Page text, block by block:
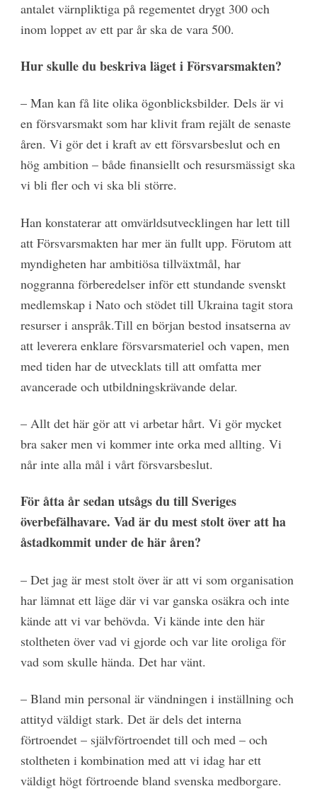
antalet värnpliktiga på regementet drygt 300 och
inom loppet av ett par år ska de vara 500.
Hur skulle du beskriva läget i Försvarsmakten?
– Man kan få lite olika ögonblicksbilder. Dels är vi
en försvarsmakt som har klivit fram rejält de senaste
åren. Vi gör det i kraft av ett försvarsbeslut och en
hög ambition – både finansiellt och resursmässigt ska
vi bli fler och vi ska bli större.
Han konstaterar att omvärldsutvecklingen har lett till
att Försvarsmakten har mer än fullt upp. Förutom att
myndigheten har ambitiösa tillväxtmål, har
noggranna förberedelser inför ett stundande svenskt
medlemskap i Nato och stödet till Ukraina tagit stora
resurser i anspråk.Till en början bestod insatserna av
att leverera enklare försvarsmateriel och vapen, men
med tiden har de utvecklats till att omfatta mer
avancerade och utbildningskrävande delar.
– Allt det här gör att vi arbetar hårt. Vi gör mycket
bra saker men vi kommer inte orka med allting. Vi
når inte alla mål i vårt försvarsbeslut.
För åtta år sedan utsågs du till Sveriges
överbefälhavare. Vad är du mest stolt över att ha
åstadkommit under de här åren?
– Det jag är mest stolt över är att vi som organisation
har lämnat ett läge där vi var ganska osäkra och inte
kände att vi var behövda. Vi kände inte den här
stoltheten över vad vi gjorde och var lite oroliga för
vad som skulle hända. Det har vänt.
– Bland min personal är vändningen i inställning och
attityd väldigt stark. Det är dels det interna
förtroendet – självförtroendet till och med – och
stoltheten i kombination med att vi idag har ett
väldigt högt förtroende bland svenska medborgare.